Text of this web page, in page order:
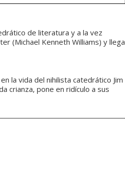
de literatura y a la vez
(Michael Kenneth Williams) y llega
la vida del nihilista catedrático Jim
crianza, pone en ridículo a sus